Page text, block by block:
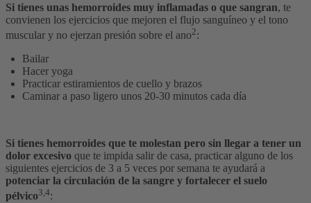
Si tienes unas hemorroides muy inflamadas o que sangran, te
convienen los ejercicios que mejoren el flujo sanguíneo y el tono
muscular y no ejerzan presión sobre el ano2:
Bailar
Hacer yoga
Practicar estiramientos de cuello y brazos
Caminar a paso ligero unos 20-30 minutos cada día
Si tienes hemorroides que te molestan pero sin llegar a tener un
dolor excesivo que te impida salir de casa, practicar alguno de los
siguientes ejercicios de 3 a 5 veces por semana te ayudará a
potenciar la circulación de la sangre y fortalecer el suelo
pélvico3,4: